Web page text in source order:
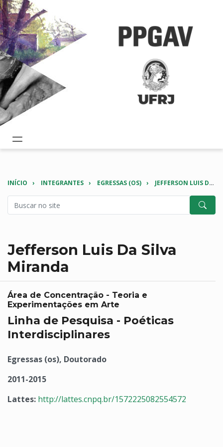
INÍCIO INTEGRANTES EGRESSAS (OS) JEFFERSON LUIS DA SILVA MIRANDA
Jefferson Luis Da Silva
Miranda
Área de Concentração - Teoria e
Experimentações em Arte
Linha de Pesquisa - Poéticas
Interdisciplinares
Egressas (os), Doutorado
2011-2015
Lattes: http://lattes.cnpq.br/1572225082554572